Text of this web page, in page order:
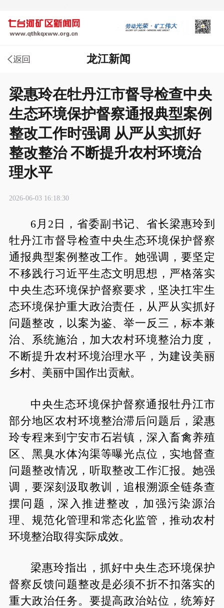
龙江新闻
梁惠玲在牡丹江市督导检查中央
生态环境保护督察通报典型案例
整改工作时强调 从严从实抓好
整改整治 不断提升农村环境治
理水平
2026-06-03 16:18:30
6月2日，省委副书记、省长梁惠玲到
牡丹江市督导检查中央生态环境保护督察
通报典型案例整改工作。她强调，要坚定
不移践行习近平生态文明思想，严格落实
中央生态环境保护督察要求，坚决扛牢生
态环境保护重大政治责任，从严从实抓好
问题整改，以案为鉴、举一反三，标本兼
治、系统施治，加大农村环境整治力度，
不断提升农村环境治理水平，为建设美丽
乡村、美丽中国作出贡献。
中央生态环境保护督察通报牡丹江市
部分地区农村环境整治滞后问题后，梁惠
玲专程来到宁安市石岩镇，深入畜禽养殖
区、黑臭水体沟渠等曝光点位，实地督查
问题整改情况，听取整改工作汇报。她强
调，要深刻汲取教训，追根溯源全链条查
摆问题，深入推进整改，加强污染源治
理、规范化管理和常态化监管，推动农村
环境整治取得实际成效。
梁惠玲指出，抓好中央生态环境保护
督察反馈问题整改是必须不折不扣落实的
重大政治任务。要提高政治站位，统筹好